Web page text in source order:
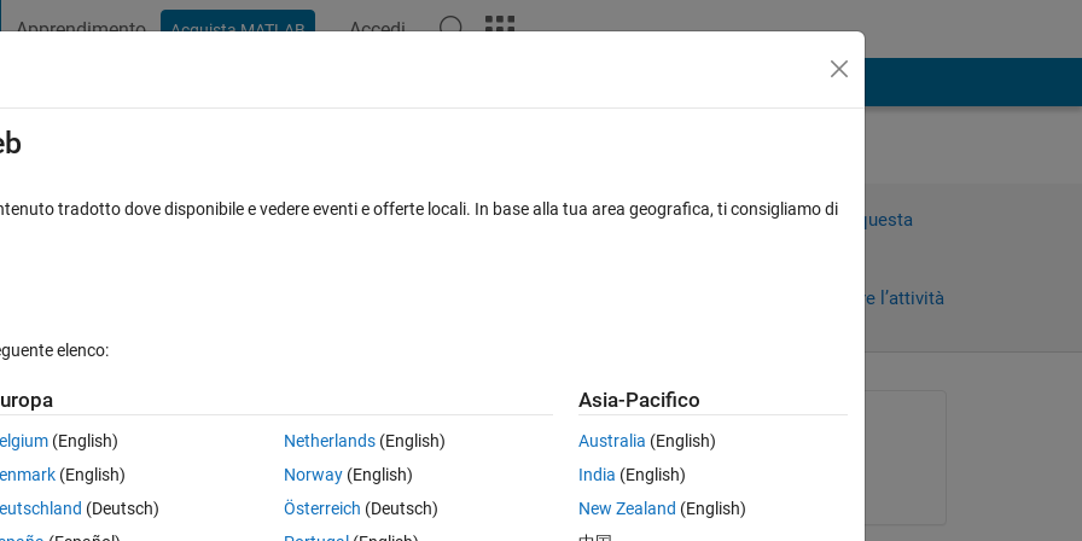
Apprendimento Acquista MATLAB Accedi
microphone signals to detect the
Accedi per rispondere a questa
Accedi per seguire l’attività
I did localize sound captured by these four-microphone.
il 11 Apr 2019
tradotto dove disponibile e vedere eventi e offerte locali. In base alla tua area geografica, ti consigliamo di
elenco:
(English)
(English)
(Deutsch)
Netherlands(English)
Norway(English)
Österreich (Deutsch)
Asia-Pacifico
Australia (English)
India (English)
New Zealand (English)